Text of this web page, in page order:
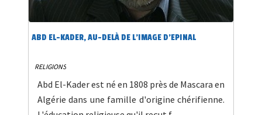
ABD EL-KADER, AU-DELÀ DE L'IMAGE D'EPINAL
RELIGIONS
Abd El-Kader est né en 1808 près de Mascara en
Algérie dans une famille d'origine chérifienne.